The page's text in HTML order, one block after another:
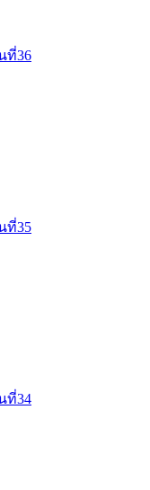
ที่36
ที่35
ที่34